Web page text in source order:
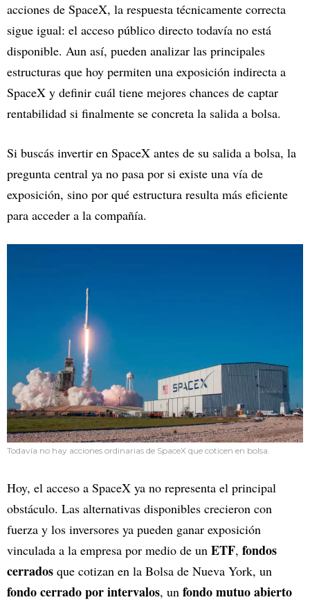
acciones de SpaceX, la respuesta técnicamente correcta
sigue igual: el acceso público directo todavía no está
disponible. Aun así, pueden analizar las principales
estructuras que hoy permiten una exposición indirecta a
SpaceX y definir cuál tiene mejores chances de captar
rentabilidad si finalmente se concreta la salida a bolsa.
Si buscás invertir en SpaceX antes de su salida a bolsa, la
pregunta central ya no pasa por si existe una vía de
exposición, sino por qué estructura resulta más eficiente
para acceder a la compañía.
Todavía no hay acciones ordinarias de SpaceX que coticen en bolsa.
Hoy, el acceso a SpaceX ya no representa el principal
obstáculo. Las alternativas disponibles crecieron con
fuerza y los inversores ya pueden ganar exposición
vinculada a la empresa por medio de un ETF, fondos
cerrados que cotizan en la Bolsa de Nueva York, un
fondo cerrado por intervalos, un fondo mutuo abierto